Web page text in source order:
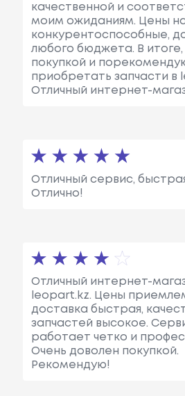
качественной и
моим ожиданиям. Цены
конкурентоспособные,
любого бюджета. В итоге,
покупкой и
приобретать запчасти в
Отличный интернет-
Отличный сервис,
Отлично!
Отличный интернет-
leopart.kz. Цены
доставка быстрая,
запчастей высокое.
работает четко и
Очень доволен покупкой.
Рекомендую!